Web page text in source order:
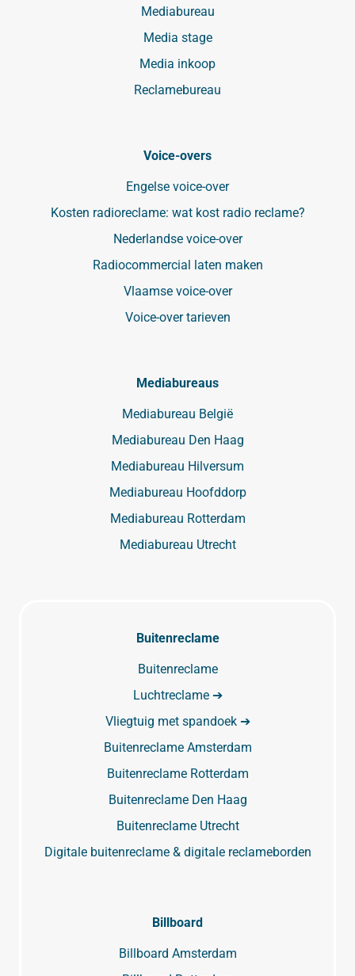
Mediabureau
Media stage
Media inkoop
Reclamebureau
Voice-overs
Engelse voice-over
Kosten radioreclame: wat kost radio reclame?
Nederlandse voice-over
Radiocommercial laten maken
Vlaamse voice-over
Voice-over tarieven
Mediabureaus
Mediabureau België
Mediabureau Den Haag
Mediabureau Hilversum
Mediabureau Hoofddorp
Mediabureau Rotterdam
Mediabureau Utrecht
Buitenreclame
Buitenreclame
Luchtreclame ➔
Vliegtuig met spandoek ➔
Buitenreclame Amsterdam
Buitenreclame Rotterdam
Buitenreclame Den Haag
Buitenreclame Utrecht
Digitale buitenreclame & digitale reclameborden
Billboard
Billboard Amsterdam